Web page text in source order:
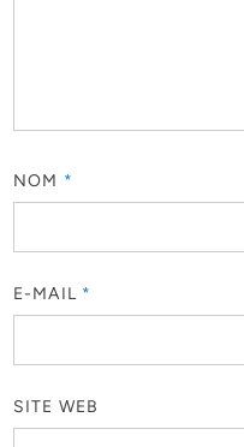
NOM *
E-MAIL *
SITE WEB